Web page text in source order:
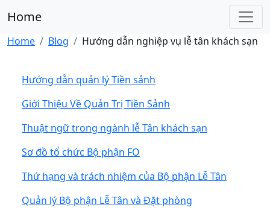
Home
Home Blog Hướng dẫn nghiệp vụ lễ tân khách sạn
Hướng dẫn quản lý Tiền sảnh
Giới Thiệu Về Quản Trị Tiền Sảnh
Thuật ngữ trong ngành lễ Tân khách sạn
Sơ đồ tổ chức Bộ phận FO
Thứ hạng và trách nhiệm của Bộ phận Lễ Tân
Quản lý Bộ phận Lễ Tân và Đặt phòng